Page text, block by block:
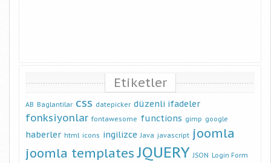
Etiketler
AB Baglantilar css datepicker düzenli ifadeler
fonksiyonlar fontawesome functions gimp google
haberler html icons ingilizce Java javascript joomla
joomla templates JQUERY JSON Login Form